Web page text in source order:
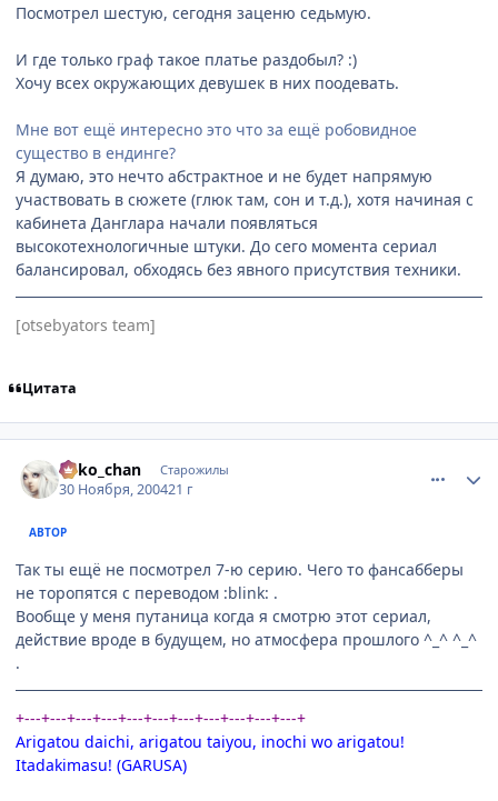
Посмотрел шестую, сегодня заценю седьмую.
И где только граф такое платье раздобыл? :)
Хочу всех окружающих девушек в них поодевать.
Мне вот ещё интересно это что за ещё робовидное
существо в ендинге?
Я думаю, это нечто абстрактное и не будет напрямую
участвовать в сюжете (глюк там, сон и т.д.), хотя начиная с
кабинета Данглара начали появляться
высокотехнологичные штуки. До сего момента сериал
балансировал, обходясь без явного присутствия техники.
[otsebyators team]
Цитата
neko_chan Старожилы
30 Ноября, 200421 г
АВТОР
Так ты ещё не посмотрел 7-ю серию. Чего то фансабберы
не торопятся с переводом :blink: .
Вообще у меня путаница когда я смотрю этот сериал,
действие вроде в будущем, но атмосфера прошлого ^_^ ^_^
.
+---+---+---+---+---+---+---+---+---+---+---+
Arigatou daichi, arigatou taiyou, inochi wo arigatou!
Itadakimasu! (GARUSA)